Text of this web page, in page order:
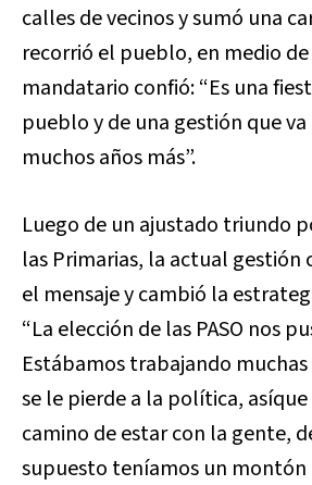
calles de vecinos y sumó una
recorrió el pueblo, en medio
mandatario confió: “Es una
pueblo y de una gestión que
muchos años más”.
Luego de un ajustado triundo
las Primarias, la actual gestión
el mensaje y cambió la
“La elección de las PASO nos
Estábamos trabajando muchas
se le pierde a la política,
camino de estar con la gente,
supuesto teníamos un montón